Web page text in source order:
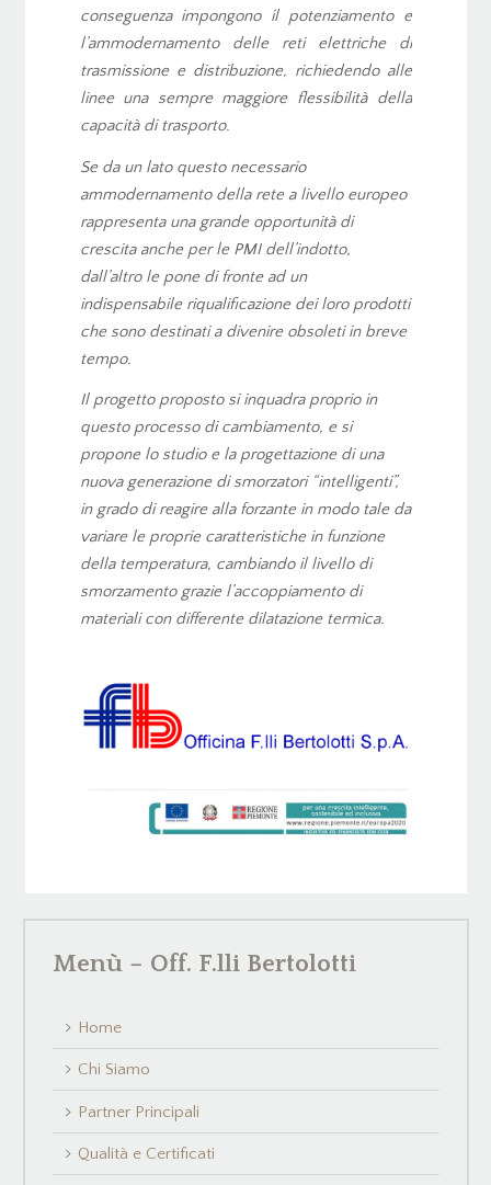
conseguenza impongono il potenziamento e
l’ammodernamento delle reti elettriche di
trasmissione e distribuzione, richiedendo alle
linee una sempre maggiore flessibilità della
capacità di trasporto.
Se da un lato questo necessario
ammodernamento della rete a livello europeo
rappresenta una grande opportunità di
crescita anche per le PMI dell’indotto,
dall’altro le pone di fronte ad un
indispensabile riqualificazione dei loro prodotti
che sono destinati a divenire obsoleti in breve
tempo.
Il progetto proposto si inquadra proprio in
questo processo di cambiamento, e si
propone lo studio e la progettazione di una
nuova generazione di smorzatori “intelligenti”,
in grado di reagire alla forzante in modo tale da
variare le proprie caratteristiche in funzione
della temperatura, cambiando il livello di
smorzamento grazie l’accoppiamento di
materiali con differente dilatazione termica.
Menù – Off. F.lli Bertolotti
Home
Chi Siamo
Partner Principali
Qualità e Certificati